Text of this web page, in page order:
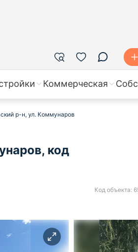
Коммерческая
р-н, ул. Коммунаров
код
Код объекта: